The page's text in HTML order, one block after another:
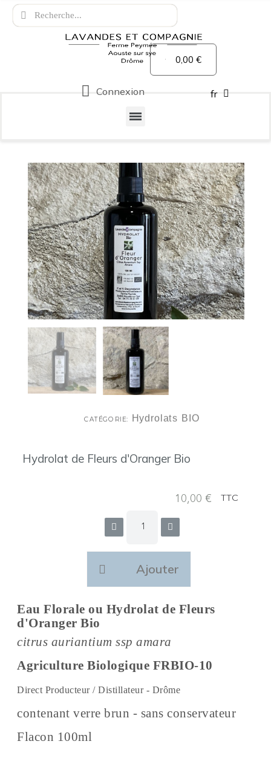
Connexion
0,00 €
fr
CATÉGORIE Hydrolats BIO
Hydrolat de Fleurs d'Oranger Bio
10,00 € TTC
Ajouter
Eau Florale ou Hydrolat de Fleurs
d'Oranger Bio
citrus auriantium ssp amara
Agriculture Biologique FRBIO-10
Direct Producteur / Distillateur - Drôme
contenant verre brun - sans conservateur
Flacon 100ml